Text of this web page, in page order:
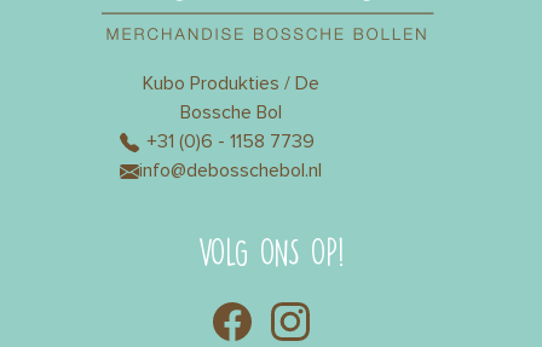
Kubo Produkties / De
Bossche Bol
+31 (0)6 - 1158 7739
info@debosschebol.nl
VOLG ONS OP!